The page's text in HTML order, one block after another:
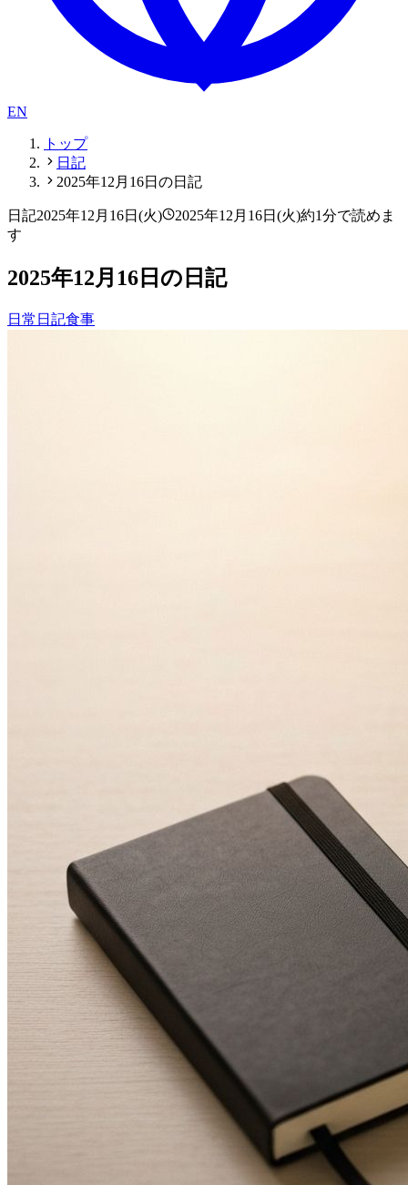
EN
トップ
日記
2025年12月16日の日記
日記2025年12月16日(火) 2025年12月16日(火)約1分で読めま
す
2025年12月16日の日記
日常 日記食事